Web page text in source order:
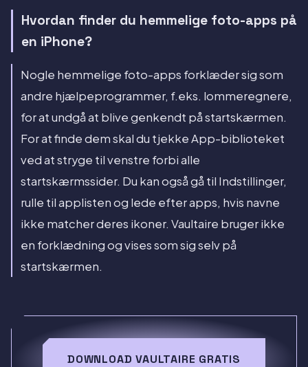
Hvordan finder du hemmelige foto-apps på
en iPhone?
Nogle hemmelige foto-apps forklæder sig som
andre hjælpeprogrammer, f.eks. lommeregnere,
for at undgå at blive genkendt på startskærmen.
For at finde dem skal du tjekke App-biblioteket
ved at stryge til venstre forbi alle
startskærmssider. Du kan også gå til Indstillinger,
rulle til applisten og lede efter apps, hvis navne
ikke matcher deres ikoner. Vaultaire bruger ikke
en forklædning og vises som sig selv på
startskærmen.
DOWNLOAD VAULTAIRE GRATIS